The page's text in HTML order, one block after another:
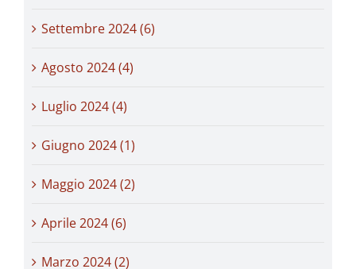
Settembre 2024 (6)
Agosto 2024 (4)
Luglio 2024 (4)
Giugno 2024 (1)
Maggio 2024 (2)
Aprile 2024 (6)
Marzo 2024 (2)